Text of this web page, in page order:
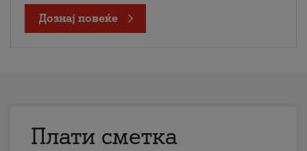
Дознај повеќе
Плати сметка